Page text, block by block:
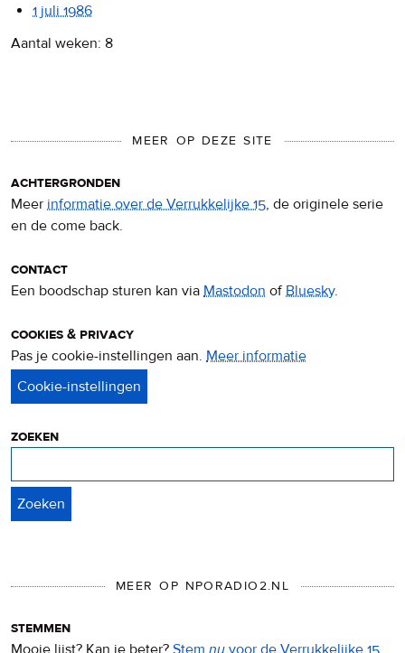
1 juli 1986
Aantal weken: 8
MEER OP DEZE SITE
achtergronden
Meer informatie over de Verrukkelijke 15, de originele serie
en de come back.
contact
Een boodschap sturen kan via Mastodon ofBluesky.
cookies & privacy
Pas je cookie-instellingen aan. Meer informatie
zoeken
MEER OP NPORADIO2.NL
stemmen